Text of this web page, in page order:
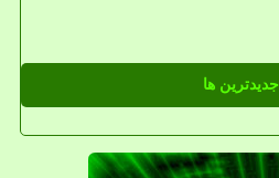
جدیدترین ها